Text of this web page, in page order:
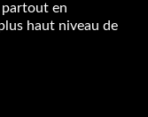
partout en
haut niveau de